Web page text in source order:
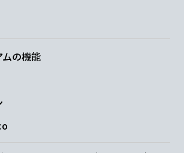
の機能